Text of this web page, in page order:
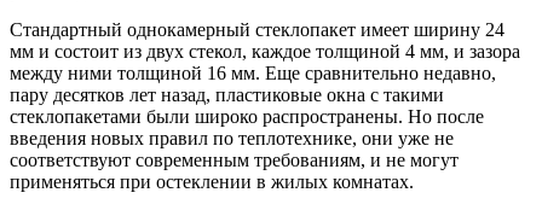
Стандартный однокамерный стеклопакет имеет ширину 24
мм и состоит из двух стекол, каждое толщиной 4 мм, и зазора
между ними толщиной 16 мм. Еще сравнительно недавно,
пару десятков лет назад, пластиковые окна с такими
стеклопакетами были широко распространены. Но после
введения новых правил по теплотехнике, они уже не
соответствуют современным требованиям, и не могут
применяться при остеклении в жилых комнатах.